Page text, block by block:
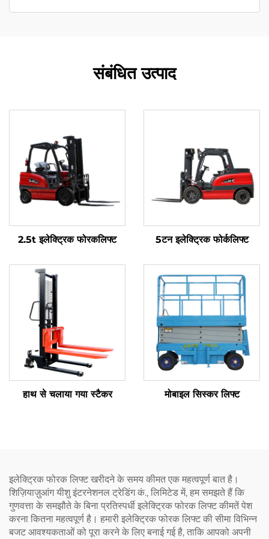
संबंधित उत्पाद
2.5t इलेक्ट्रिक फोरकलिफ्ट 5टन इलेक्ट्रिक फोर्कलिफ्ट
हाथ से चलाया गया स्टैकर मोबाइल सिस्कर लिफ्ट
इलेक्ट्रिक फोरक लिफ्ट खरीदने के समय कीमत एक महत्वपूर्ण बात है।
शिज़ियाज़ुआंग यीशु इंटरनेशनल ट्रेडिंग कं., लिमिटेड में, हम समझते हैं कि
गुणवत्ता के समझौते के बिना प्रतिस्पर्धी इलेक्ट्रिक फोरक लिफ्ट कीमतें पेश
करना कितना महत्वपूर्ण है। हमारी इलेक्ट्रिक फोरक लिफ्ट की सीमा विभिन्न
बजट आवश्यकताओं को पूरा करने के लिए बनाई गई है, ताकि आपको अपनी